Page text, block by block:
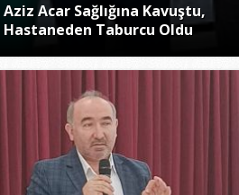
Aziz Acar Sağlığına Kavuştu,
Hastaneden Taburcu Oldu